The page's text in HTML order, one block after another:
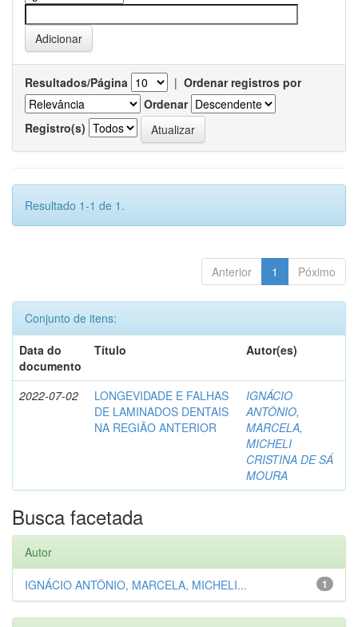
Resultados/Página | Ordenar registros por
Ordenar
Registro(s)
Resultado 1-1 de 1.
Anterior 1 Póximo
Conjunto de itens:
Data do
documento
Título Autor(es)
2022-07-02
LONGEVIDADE E FALHAS
DE LAMINADOS DENTAIS
NA REGIÃO ANTERIOR
IGNÁCIO
ANTÔNIO,
MARCELA,
MICHELI
CRISTINA DE SÁ
MOURA
Busca facetada
Autor
1
IGNÁCIO ANTÔNIO, MARCELA, MICHELI...